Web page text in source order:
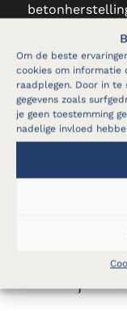
Om de beste
cookies om informatie
raadplegen. Door in te
gegevens zoals
je geen toestemming
nadelige invloed
OFFERTE